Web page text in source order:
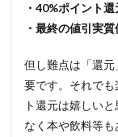
・40%ポイント
・最終の値引実
但し難点は「還
要です。それで
ト還元は嬉しい
なく本や飲料等